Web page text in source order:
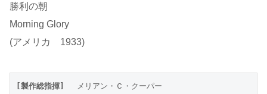
勝利の朝
Morning Glory
(アメリカ 1933)
[製作総指揮]
メリアン・Ｃ・クーパー